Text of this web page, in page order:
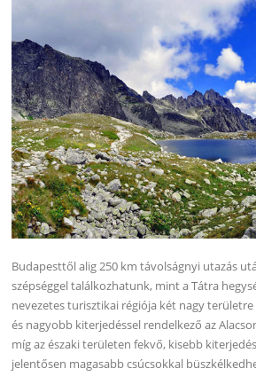
Budapesttől alig 250 km távolságnyi utazás
szépséggel találkozhatunk, mint a Tátra
nevezetes turisztikai régiója két nagy
és nagyobb kiterjedéssel rendelkező az
míg az északi területen fekvő, kisebb
jelentősen magasabb csúcsokkal